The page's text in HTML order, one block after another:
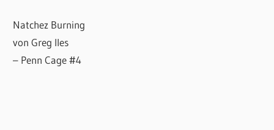
Natchez Burning
von Greg Iles
– Penn Cage #4